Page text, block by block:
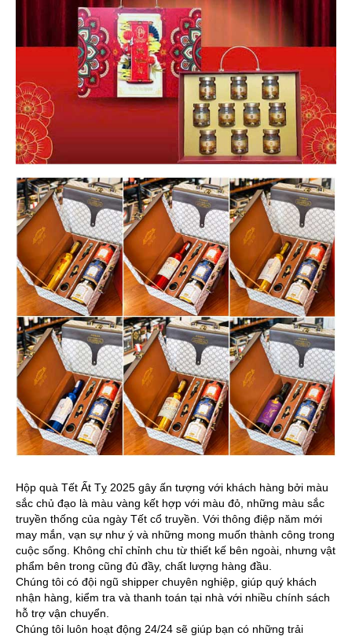
Hộp quà Tết Ất Tỵ 2025 gây ấn tượng với khách hàng bởi màu
sắc chủ đạo là màu vàng kết hợp với màu đỏ, những màu sắc
truyền thống của ngày Tết cổ truyền. Với thông điệp năm mới
may mắn, vạn sự như ý và những mong muốn thành công trong
cuộc sống. Không chỉ chỉnh chu từ thiết kế bên ngoài, nhưng vật
phẩm bên trong cũng đủ đầy, chất lượng hàng đầu.
Chúng tôi có đội ngũ shipper chuyên nghiệp, giúp quý khách
nhận hàng, kiểm tra và thanh toán tại nhà với nhiều chính sách
hỗ trợ vận chuyển.
Chúng tôi luôn hoạt động 24/24 sẽ giúp bạn có những trải